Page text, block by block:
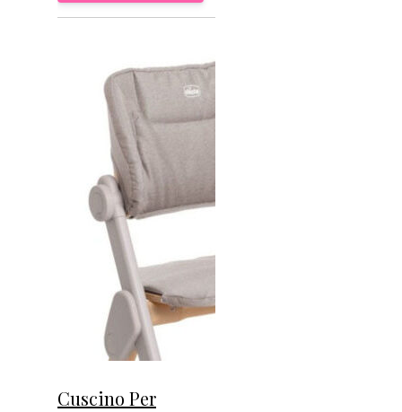
Cuscino Per